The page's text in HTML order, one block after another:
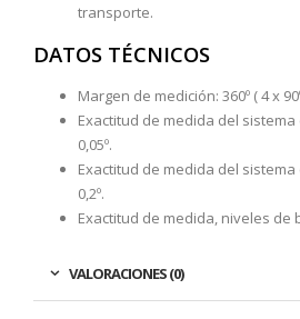
transporte.
DATOS TÉCNICOS
Margen de medición: 360º ( 4 x
Exactitud de medida del sistema
0,05º.
Exactitud de medida del sistema
0,2º.
Exactitud de medida, niveles de
VALORACIONES (0)